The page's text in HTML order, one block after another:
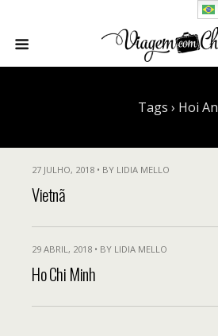
Tags › Hoi An
27 JULHO, 2018 • BY LIDIA MELLO
Vietnã
29 ABRIL, 2018 • BY LIDIA MELLO
Ho Chi Minh